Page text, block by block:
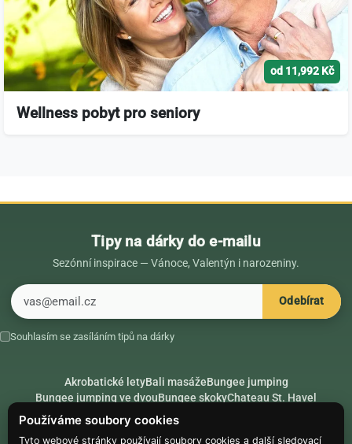
Používáme soubory cookies
Tyto webové stránky používají soubory cookies a další sledovací
od 11,992 Kč
Wellness pobyt pro seniory
Tipy na dárky do e-mailu
Sezónní inspirace — Vánoce, Valentýn i narozeniny.
Odebírat
Souhlasím se zasíláním tipů na dárky
Akrobatické letyBali masážeBungee jumping
Bungee jumping ve dvouBungee skokyChateau St. Havel
Dárek k 18. narozeninám
Dárek k 40. narozeninám
RádceSecret SantaSložte se na dárek